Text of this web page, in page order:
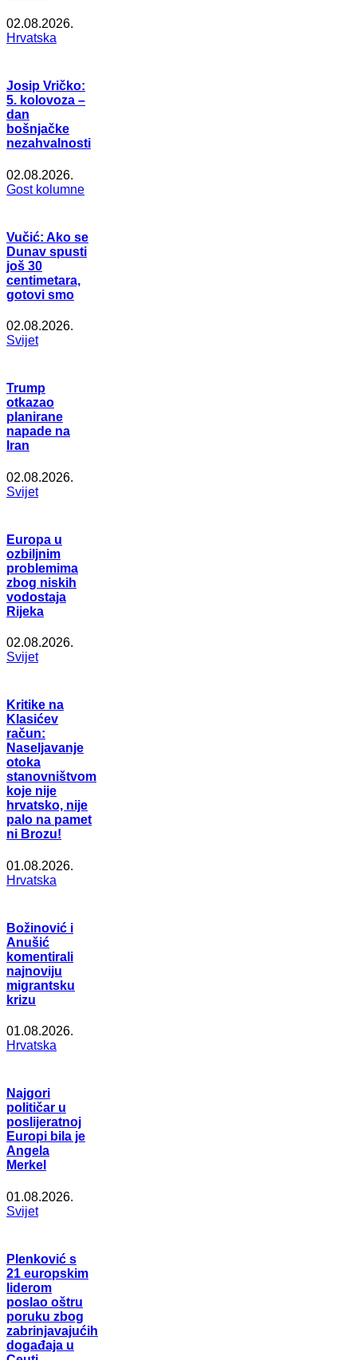
02.08.2026.
Hrvatska
Josip Vričko:
5. kolovoza –
dan
bošnjačke
nezahvalnosti
02.08.2026.
Gost kolumne
Vučić: Ako se
Dunav spusti
još 30
centimetara,
gotovi smo
02.08.2026.
Svijet
Trump
otkazao
planirane
napade na
Iran
02.08.2026.
Svijet
Europa u
ozbiljnim
problemima
zbog niskih
vodostaja
Rijeka
02.08.2026.
Svijet
Kritike na
Klasićev
račun:
Naseljavanje
otoka
stanovništvom
koje nije
hrvatsko, nije
palo na pamet
ni Brozu!
01.08.2026.
Hrvatska
Božinović i
Anušić
komentirali
najnoviju
migrantsku
krizu
01.08.2026.
Hrvatska
Najgori
političar u
poslijeratnoj
Europi bila je
Angela
Merkel
01.08.2026.
Svijet
Plenković s
21 europskim
liderom
poslao oštru
poruku zbog
zabrinjavajućih
događaja u